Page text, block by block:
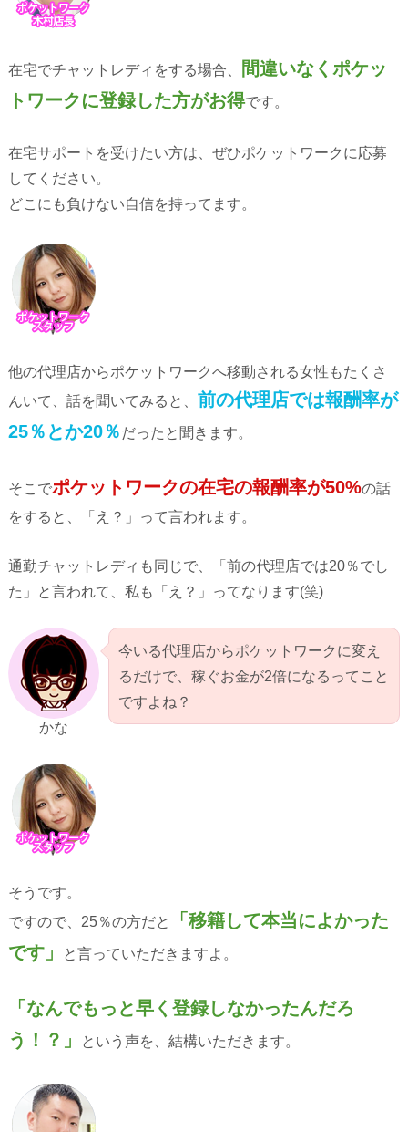
在宅でチャットレディをする場合、
間違いなくポケッ
トワークに登録した方がお得です。
在宅サポートを受けたい方は、ぜひポケットワークに応募
してください。
どこにも負けない自信を持ってます。
他の代理店からポケットワークへ移動される女性もたくさ
んいて、話を聞いてみると、 前の代理店では報酬率が
25％とか20％だったと聞きます。
そこでポケットワークの在宅の報酬率が50%の話
をすると、「え？」って言われます。
通勤チャットレディも同じで、「前の代理店では20％でし
た」と言われて、私も「え？」ってなります(笑)
かな
今いる代理店からポケットワークに変え
るだけで、稼ぐお金が2倍になるってこと
ですよね？
そうです。
ですので、25％の方だと
「移籍して本当によかった
です」
と言っていただきますよ。
「なんでもっと早く登録しなかったんだろ
う！？」
という声を、結構いただきます。